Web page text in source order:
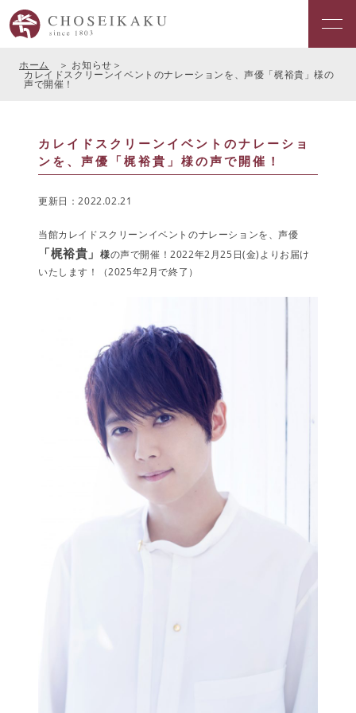
ホーム お知らせ
カレイドスクリーンイベントのナレーションを、声優「梶裕貴」様の
声で開催！
カレイドスクリーンイベントのナレーショ
ンを、声優「梶裕貴」様の声で開催！
更新日：2022.02.21
当館カレイドスクリーンイベントのナレーションを、声優
「梶裕貴」 様の声で開催！2022年2月25日(金)よりお届け
いたします！（2025年2月で終了）